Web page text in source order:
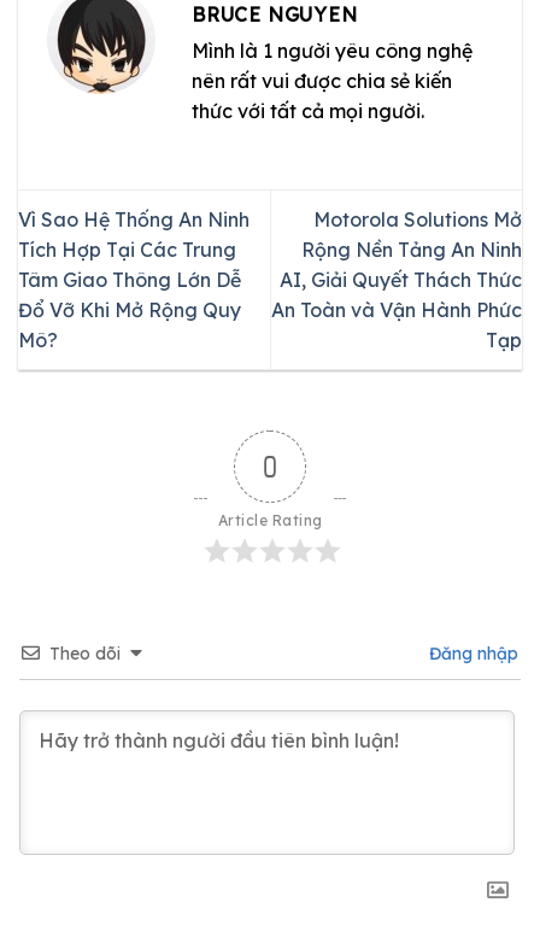
BRUCE NGUYEN
Mình là 1 người yêu công nghệ
nên rất vui được chia sẻ kiến
thức với tất cả mọi người.
Vì Sao Hệ Thống An Ninh
Tích Hợp Tại Các Trung
Tâm Giao Thông Lớn Dễ
Đổ Vỡ Khi Mở Rộng Quy
Mô?
Motorola Solutions Mở
Rộng Nền Tảng An Ninh
AI, Giải Quyết Thách Thức
An Toàn và Vận Hành Phức
Tạp
0
Article Rating
Theo dõi Đăng nhập